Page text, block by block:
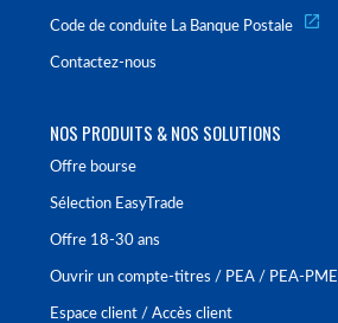
Code de conduite La Banque Postale
Contactez-nous
NOS PRODUITS & NOS SOLUTIONS
Offre bourse
Sélection EasyTrade
Offre 18-30 ans
Ouvrir un compte-titres / PEA / PEA-PME
Espace client / Accès client